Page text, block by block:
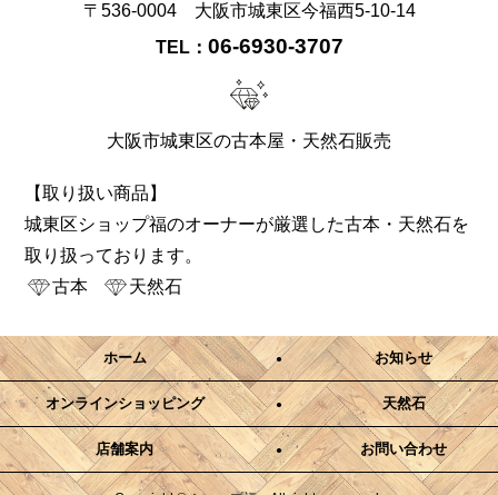
〒536-0004 大阪市城東区今福西5-10-14
TEL： 06-6930-3707
大阪市城東区の古本屋・天然石販売
【取り扱い商品】
城東区ショップ福のオーナーが厳選した古本・天然石を
取り扱っております。
古本
天然石
ホーム お知らせ
オンラインショッピング 天然石
店舗案内 お問い合わせ